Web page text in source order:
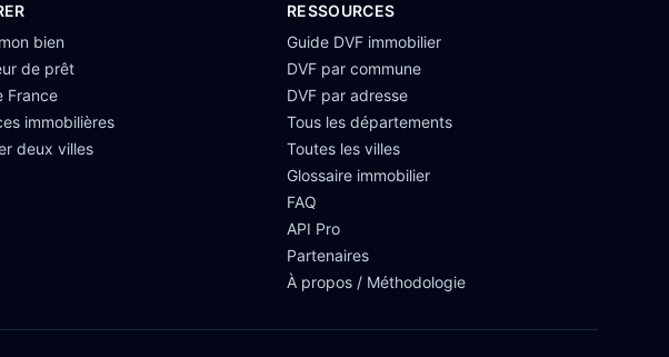
bien
de prêt
France
immobilières
deux villes
RESSOURCES
Guide DVF immobilier
DVF par commune
DVF par adresse
Tous les départements
Toutes les villes
Glossaire immobilier
FAQ
API Pro
Partenaires
À propos / Méthodologie